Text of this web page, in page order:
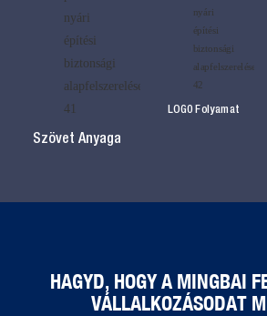
Szövet Anyaga
LOG0 Folyamat
HAGYD, HOGY A MINGBAI
VÁLLALKOZÁSODAT